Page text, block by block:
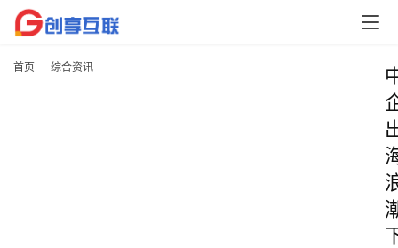
首页 综合资讯